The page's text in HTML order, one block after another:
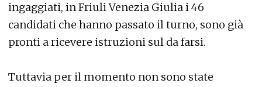
ingaggiati, in Friuli Venezia Giulia i 46
candidati che hanno passato il turno, sono già
pronti a ricevere istruzioni sul da farsi.
Tuttavia per il momento non sono state